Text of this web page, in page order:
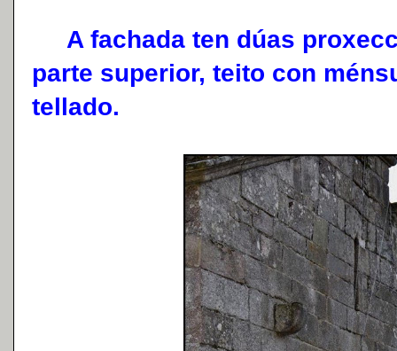
A fachada ten dúas
parte superior, teito con
tellado.